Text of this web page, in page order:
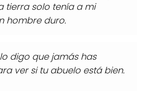
tierra solo tenía a mi
hombre duro.
digo que jamás has
ver si tu abuelo está bien.